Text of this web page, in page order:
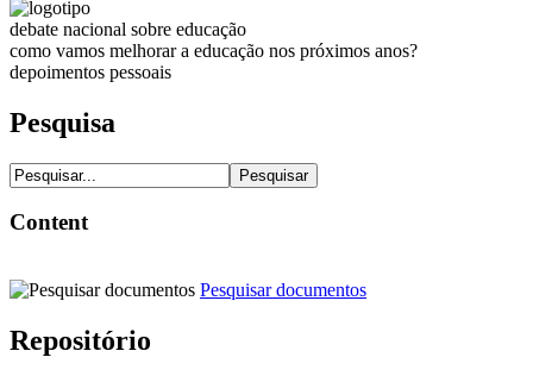
debate nacional sobre educação
como vamos melhorar a educação nos próximos anos?
depoimentos pessoais
Pesquisa
Content
Pesquisar documentos
Repositório